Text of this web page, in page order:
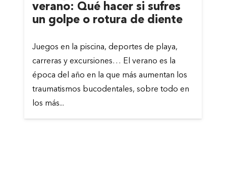
verano: Qué hacer si sufres
un golpe o rotura de diente
Juegos en la piscina, deportes de playa,
carreras y excursiones… El verano es la
época del año en la que más aumentan los
traumatismos bucodentales, sobre todo en
los más...